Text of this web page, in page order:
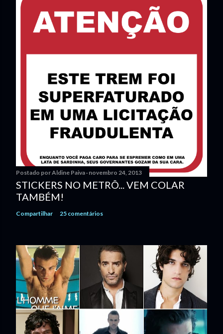
Postado porAldine Paiva novembro 24, 2013
STICKERS NO METRÔ... VEM COLAR
TAMBÉM!
Compartilhar 25 comentários